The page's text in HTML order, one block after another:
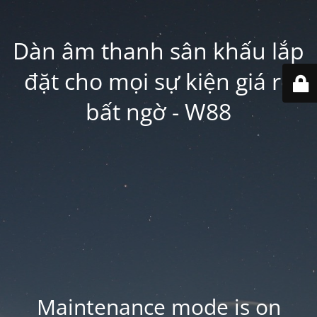
Dàn âm thanh sân khấu lắp
đặt cho mọi sự kiện giá rẻ
bất ngờ - W88
Maintenance mode is on